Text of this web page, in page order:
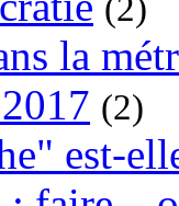
(2)
la
(2)
est-